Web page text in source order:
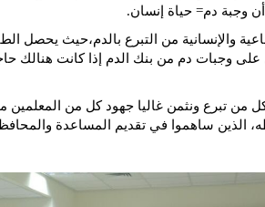
أن وجبة دم= حياة إنسان.
والإنسانية من التبرع بالدم،حيث يحصل
وجبات دم من بنك الدم إذا كانت هنالك
من تبرع ونثمن غاليا جهود كل من
الذين ساهموا في تقديم المساعدة